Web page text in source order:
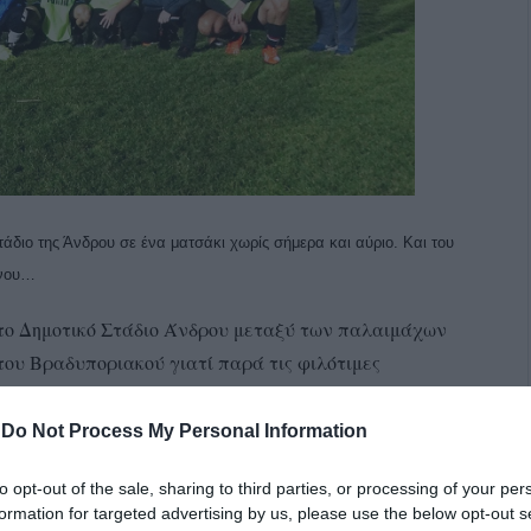
Do Not Process My Personal Information
opt-out of the sale, sharing to third parties, or processing of your
for targeted advertising by us, please use the below opt-out
της Άνδρου σε ένα ματσάκι χωρίς σήμερα και αύριο. Και του
Δημοτικό Στάδιο Άνδρου μεταξύ των παλαιμάχων
Βραδυποριακού γιατί παρά τις φιλότιμες
παλληκάρια) και της νέας ομάδας του
μιας και ταλαιπωρείται περιπλανώμενη από
ο αγώνας που έγινε χτες πάει έγινε και τέλειωσε.